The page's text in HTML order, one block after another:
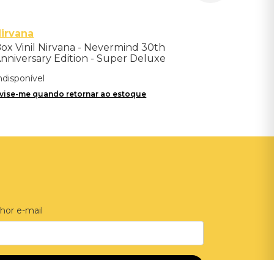
Vinil Nirvana - Nevermind 30th
Edition - Super Deluxe
me quando retornar ao estoque
e-mail